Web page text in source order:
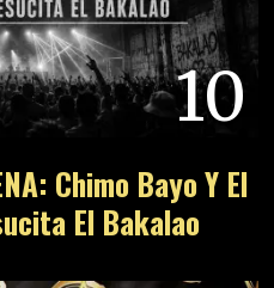
10
Chimo Bayo Y El
El Bakalao